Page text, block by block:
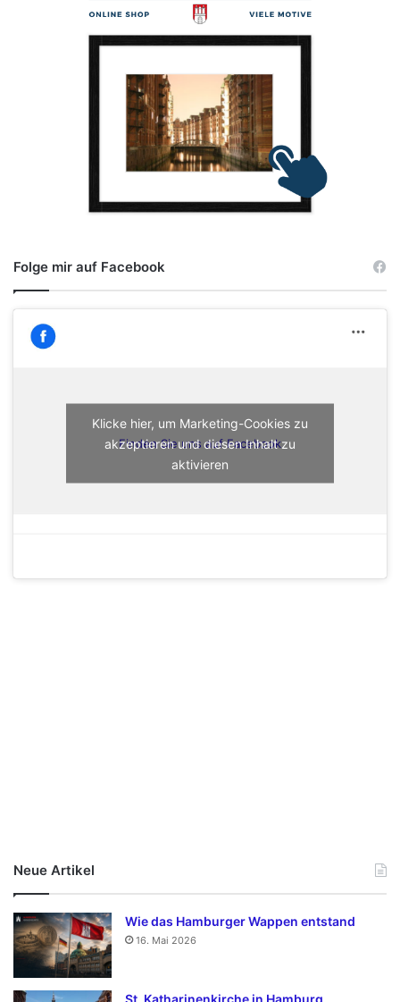
Folge mir auf Facebook
Finden Sie uns auf Facebook
Klicke hier, um Marketing-Cookies zu
akzeptieren und diesen Inhalt zu
aktivieren
Neue Artikel
Wie das Hamburger Wappen entstand
16. Mai 2026
St. Katharinenkirche in Hamburg